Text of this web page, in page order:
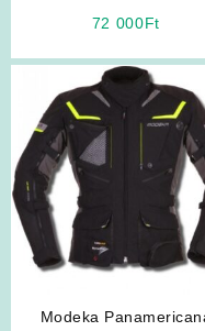
72 000Ft
Modeka